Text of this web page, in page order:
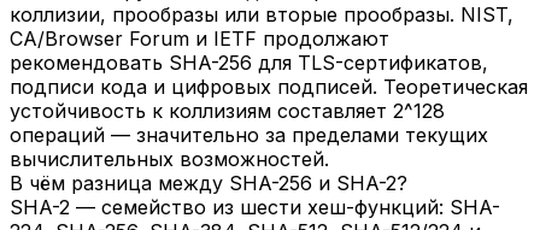
коллизии, прообразы или вторые прообразы. NIST,
CA/Browser Forum и IETF продолжают
рекомендовать SHA-256 для TLS-сертификатов,
подписи кода и цифровых подписей. Теоретическая
устойчивость к коллизиям составляет 2^128
операций — значительно за пределами текущих
вычислительных возможностей.
В чём разница между SHA-256 и SHA-2?
SHA-2 — семейство из шести хеш-функций: SHA-